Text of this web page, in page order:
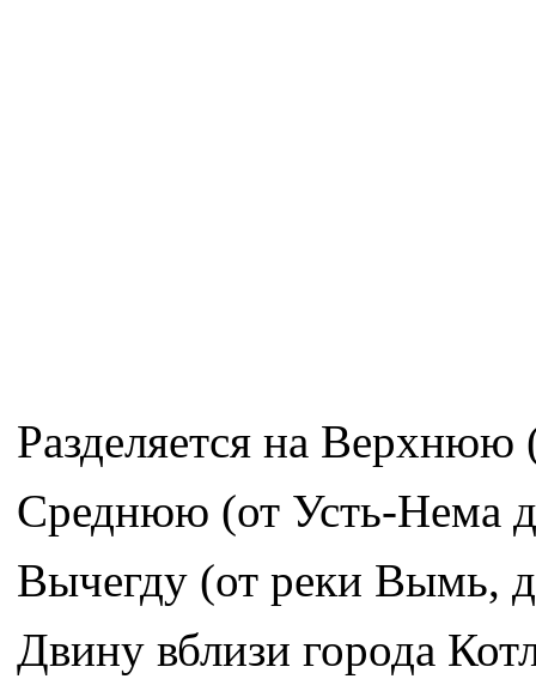
Разделяется на
Среднюю (от Усть-Нема
Вычегду (от реки Вымь,
Двину вблизи города